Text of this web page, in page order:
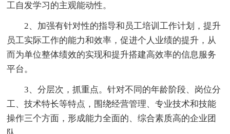
工自发学习的主观能动性。
2、加强有针对性的指导和员工培训工作计划，提升
员工实际工作的能力和效率，促进个人业绩的提升，从
而为单位整体绩效的实现和提升搭建高效率的信息服务
平台。
3、分层次，抓重点。针对不同的年龄阶段、岗位分
工、技术特长等特点，围绕经营管理、专业技术和技能
操作三个方面，形成能力全面的、综合素质高的企业团